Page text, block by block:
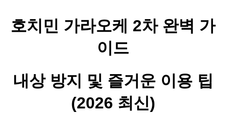
호치민 가라오케 2차 완벽 가
이드
내상 방지 및 즐거운 이용 팁
(2026 최신)